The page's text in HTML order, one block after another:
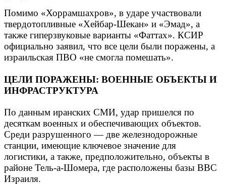
Помимо «Хоррамшахров», в ударе участвовали
твердотопливные «Хейбар-Шекан» и «Эмад», а
также гиперзвуковые варианты «Фаттах». КСИР
официально заявил, что все цели были поражены, а
израильская ПВО «не смогла помешать».
ЦЕЛИ ПОРАЖЕНЫ: ВОЕННЫЕ ОБЪЕКТЫ И
ИНФРАСТРУКТУРА
По данным иранских СМИ, удар пришелся по
десяткам военных и обеспечивающих объектов.
Среди разрушенного — две железнодорожные
станции, имеющие ключевое значение для
логистики, а также, предположительно, объекты в
районе Тель-а-Шомера, где расположены базы ВВС
Израиля.